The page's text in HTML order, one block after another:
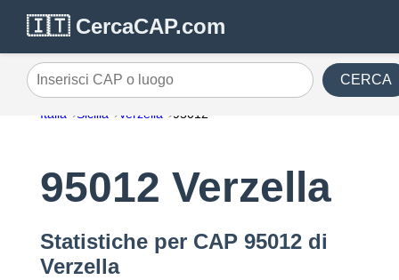
🇮🇹 CercaCAP.com
Inserisci CAP o luogo CERCA
Italia Sicilia Verzella 95012
95012 Verzella
Statistiche per CAP 95012 di
Verzella